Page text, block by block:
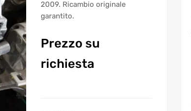
2009. Ricambio originale
garantito.
Prezzo su
richiesta